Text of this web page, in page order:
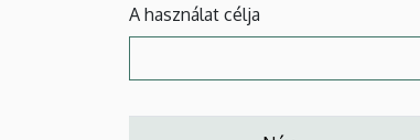
A használat célja